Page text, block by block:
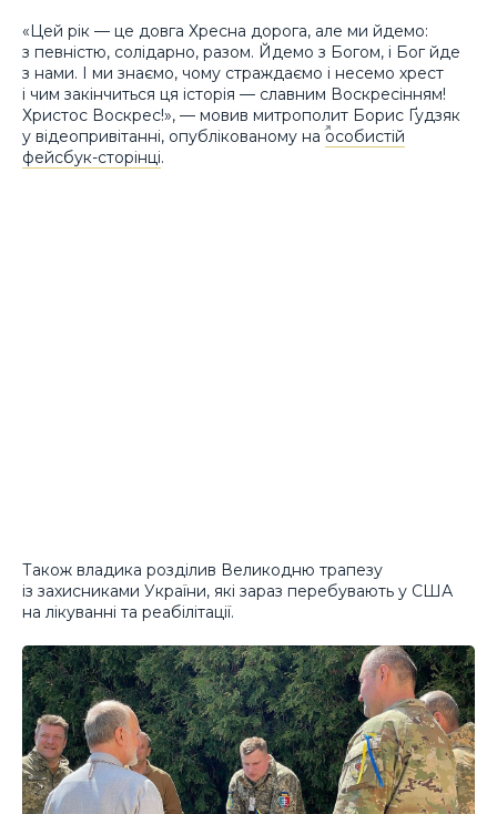
«Цей рік — це довга Хресна дорога, але ми йдемо:
з певністю, солідарно, разом. Йдемо з Богом, і Бог йде
з нами. І ми знаємо, чому страждаємо і несемо хрест
і чим закінчиться ця історія — славним Воскресінням!
Христос Воскрес!», — мовив митрополит Борис Ґудзяк
у відеопривітанні, опублікованому наособистій
фейсбук-сторінці.
Також владика розділив Великодню трапезу
із захисниками України, які зараз перебувають у США
на лікуванні та реабілітації.